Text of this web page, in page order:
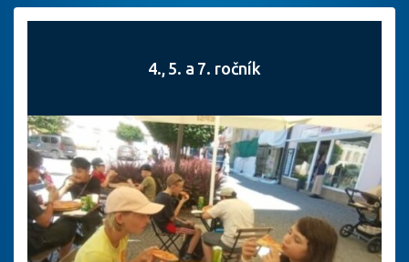
4., 5. a 7. ročník